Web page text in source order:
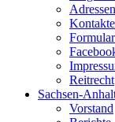
Adressen
Kontakte
Reitrecht
Sachsen-
Vorstand